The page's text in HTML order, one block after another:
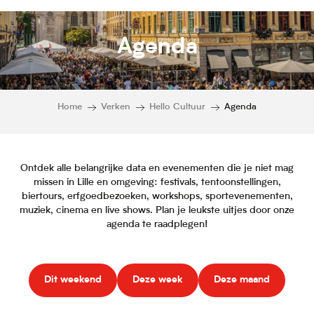
Agenda
Home Verken Hello Cultuur Agenda
Ontdek alle belangrijke data en evenementen die je niet mag
missen in Lille en omgeving: festivals, tentoonstellingen,
biertours, erfgoedbezoeken, workshops, sportevenementen,
muziek, cinema en live shows. Plan je leukste uitjes door onze
agenda te raadplegen!
Dit weekend Deze week Deze maand